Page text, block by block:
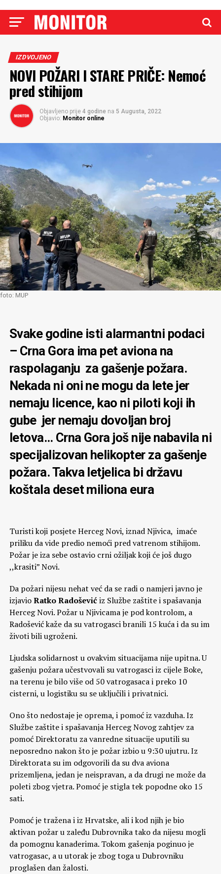
IZDVOJENO
NOVI POŽARI I STARE PRIČE: Nemoć
pred stihijom
Objavljeno prije 4 godine na 5 Augusta, 2022
Objavio: Monitor online
foto: MUP
Svake godine isti alarmantni podaci
– Crna Gora ima pet aviona na
raspolaganju za gašenje požara.
Nekada ni oni ne mogu da lete jer
nemaju licence, kao ni piloti koji ih
gube jer nemaju dovoljan broj
letova… Crna Gora još nije nabavila ni
specijalizovan helikopter za gašenje
požara. Takva letjelica bi državu
koštala deset miliona eura
Turisti koji posjete Herceg Novi, iznad Njivica, imaće
priliku da vide predio nemoći pred vatrenom stihijom.
Požar je iza sebe ostavio crni ožiljak koji će još dugo
,,krasiti” Novi.
Da požari nijesu nehat već da se radi o namjeri javno je
izjavioRatko Radoševićiz Službe zaštite i spašavanja
Herceg Novi. Požar u Njivicama je pod kontrolom, a
Radošević kaže da su vatrogasci branili 15 kuća i da su im
životi bili ugroženi.
Ljudska solidarnost u ovakvim situacijama nije upitna. U
gašenju požara učestvovali su vatrogasci iz cijele Boke,
na terenu je bilo više od 50 vatrogasaca i preko 10
cisterni, u logistiku su se uključili i privatnici.
Ono što nedostaje je oprema, i pomoć iz vazduha. Iz
Službe zaštite i spašavanja Herceg Novog zahtjev za
pomoć Direktoratu za vanredne situacije uputili su
neposredno nakon što je požar izbio u 9:30 ujutru. Iz
Direktorata su im odgovorili da su dva aviona
prizemljena, jedan je neispravan, a da drugi ne može da
poleti zbog vjetra. Pomoć je stigla tek popodne oko 15
sati.
Pomoć je tražena i iz Hrvatske, ali i kod njih je bio
aktivan požar u zaleđu Dubrovnika tako da nijesu mogli
da pomognu kanaderima. Tokom gašenja poginuo je
vatrogasac, a u utorak je zbog toga u Dubrovniku
proglašen dan žalosti.